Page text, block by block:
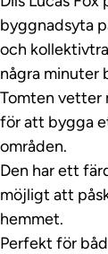
byggnadsyta
och
några minuter
Tomten vetter
för att bygga
områden.
Den har ett
möjligt att
hemmet.
Perfekt för